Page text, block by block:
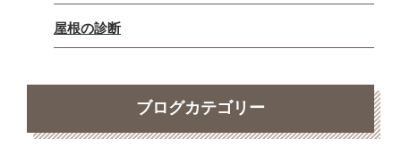
屋根の診断
ブログカテゴリー